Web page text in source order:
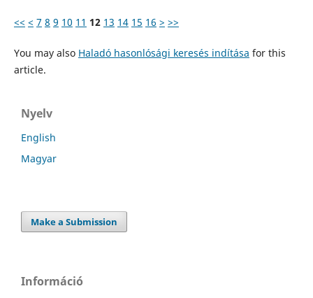
<< < 7 8 9 10 11 12 13 14 15 16 > >>
You may also Haladó hasonlósági keresés indítása for this
article.
Nyelv
English
Magyar
Make a Submission
Információ